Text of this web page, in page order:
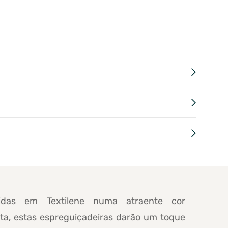
em Textilene numa atraente cor
estas espreguiçadeiras darão um toque